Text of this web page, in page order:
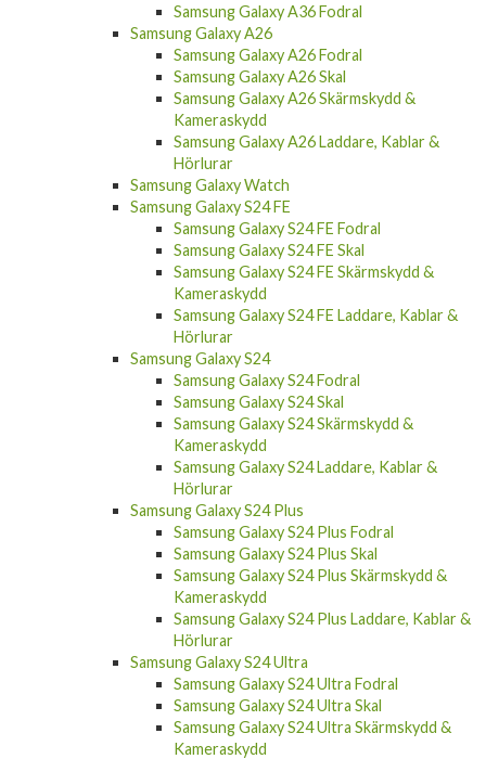
Samsung Galaxy A36 Fodral
Samsung Galaxy A26
Samsung Galaxy A26 Fodral
Samsung Galaxy A26 Skal
Samsung Galaxy A26 Skärmskydd &
Kameraskydd
Samsung Galaxy A26 Laddare, Kablar &
Hörlurar
Samsung Galaxy Watch
Samsung Galaxy S24 FE
Samsung Galaxy S24 FE Fodral
Samsung Galaxy S24 FE Skal
Samsung Galaxy S24 FE Skärmskydd &
Kameraskydd
Samsung Galaxy S24 FE Laddare, Kablar &
Hörlurar
Samsung Galaxy S24
Samsung Galaxy S24 Fodral
Samsung Galaxy S24 Skal
Samsung Galaxy S24 Skärmskydd &
Kameraskydd
Samsung Galaxy S24 Laddare, Kablar &
Hörlurar
Samsung Galaxy S24 Plus
Samsung Galaxy S24 Plus Fodral
Samsung Galaxy S24 Plus Skal
Samsung Galaxy S24 Plus Skärmskydd &
Kameraskydd
Samsung Galaxy S24 Plus Laddare, Kablar &
Hörlurar
Samsung Galaxy S24 Ultra
Samsung Galaxy S24 Ultra Fodral
Samsung Galaxy S24 Ultra Skal
Samsung Galaxy S24 Ultra Skärmskydd &
Kameraskydd